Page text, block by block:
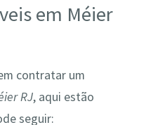
em Méier
contratar um
RJ, aqui estão
seguir: